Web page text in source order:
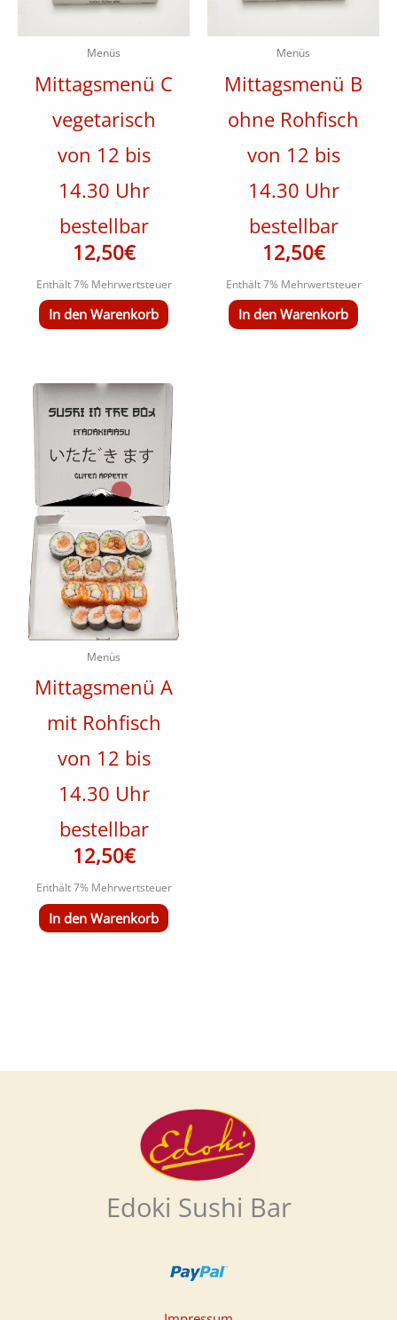
Menüs
Mittagsmenü C
vegetarisch
von 12 bis
14.30 Uhr
bestellbar
12,50€
Enthält 7% Mehrwertsteuer
In den Warenkorb
Menüs
Mittagsmenü B
ohne Rohfisch
von 12 bis
14.30 Uhr
bestellbar
12,50€
Enthält 7% Mehrwertsteuer
In den Warenkorb
Menüs
Mittagsmenü A
mit Rohfisch
von 12 bis
14.30 Uhr
bestellbar
12,50€
Enthält 7% Mehrwertsteuer
In den Warenkorb
Edoki Sushi Bar